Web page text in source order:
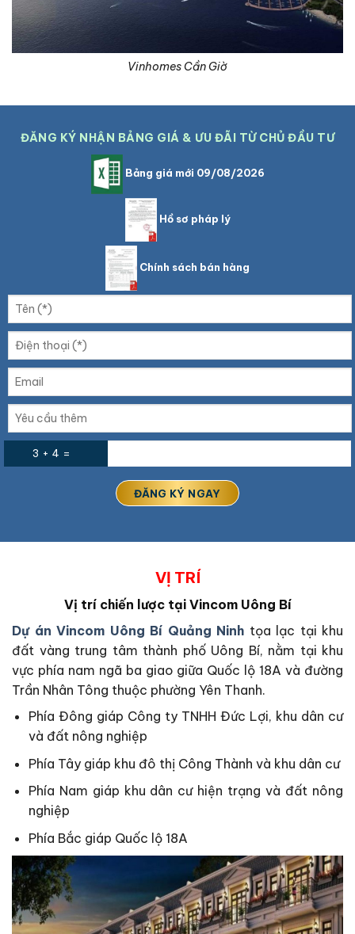
Vinhomes Cần Giờ
ĐĂNG KÝ NHẬN BẢNG GIÁ & ƯU ĐÃI TỪ CHỦ ĐẦU TƯ
Bảng giá mới 09/08/2026
Hồ sơ pháp lý
Chính sách bán hàng
3 + 4 =
VỊ TRÍ
Vị trí chiến lược tại Vincom Uông Bí
Dự án Vincom Uông Bí Quảng Ninh tọa lạc tại khu
đất vàng trung tâm thành phố Uông Bí, nằm tại khu
vực phía nam ngã ba giao giữa Quốc lộ 18A và đường
Trần Nhân Tông thuộc phường Yên Thanh.
Phía Đông giáp Công ty TNHH Đức Lợi, khu dân cư
và đất nông nghiệp
Phía Tây giáp khu đô thị Công Thành và khu dân cư
Phía Nam giáp khu dân cư hiện trạng và đất nông
nghiệp
Phía Bắc giáp Quốc lộ 18A